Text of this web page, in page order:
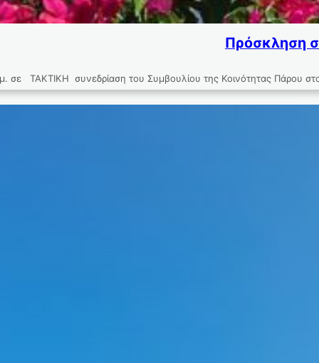
Πρόσκληση
ΤΑΚΤΙΚΗ συνεδρίαση του Συμβουλίου της Κοινότητας Πάρου